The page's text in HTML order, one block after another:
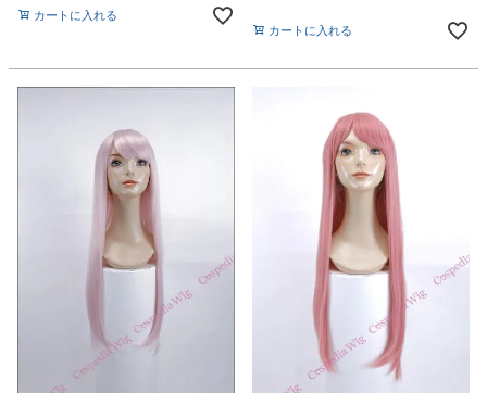
カートに入れる
カートに入れる